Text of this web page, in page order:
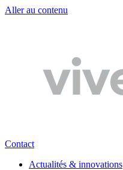
Aller au contenu
Contact
Actualités & innovations